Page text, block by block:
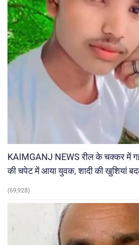
KAIMGANJ NEWS रील के चक्कर में
की चपेट में आया युवक, शादी की खुशियां
(69,928)